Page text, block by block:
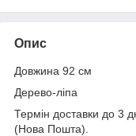
Опис
Довжина 92 см
Дерево-ліпа
Термін доставки до 3
(Нова Пошта).